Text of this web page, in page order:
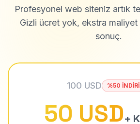
Profesyonel web siteniz artık
Gizli ücret yok, ekstra
sonuç.
100 USD %50
50 USD+